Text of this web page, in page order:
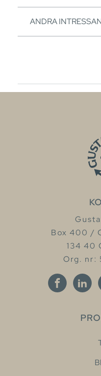
ANDRA
Box 400 /
134 40
Org. nr: